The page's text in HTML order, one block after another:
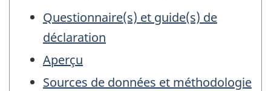
Questionnaire(s) et guide(s) de
déclaration
Aperçu
Sources de données et méthodologie